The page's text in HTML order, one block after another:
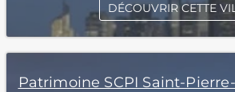
DÉCOUVRIR CETTE
Patrimoine SCPI Saint-